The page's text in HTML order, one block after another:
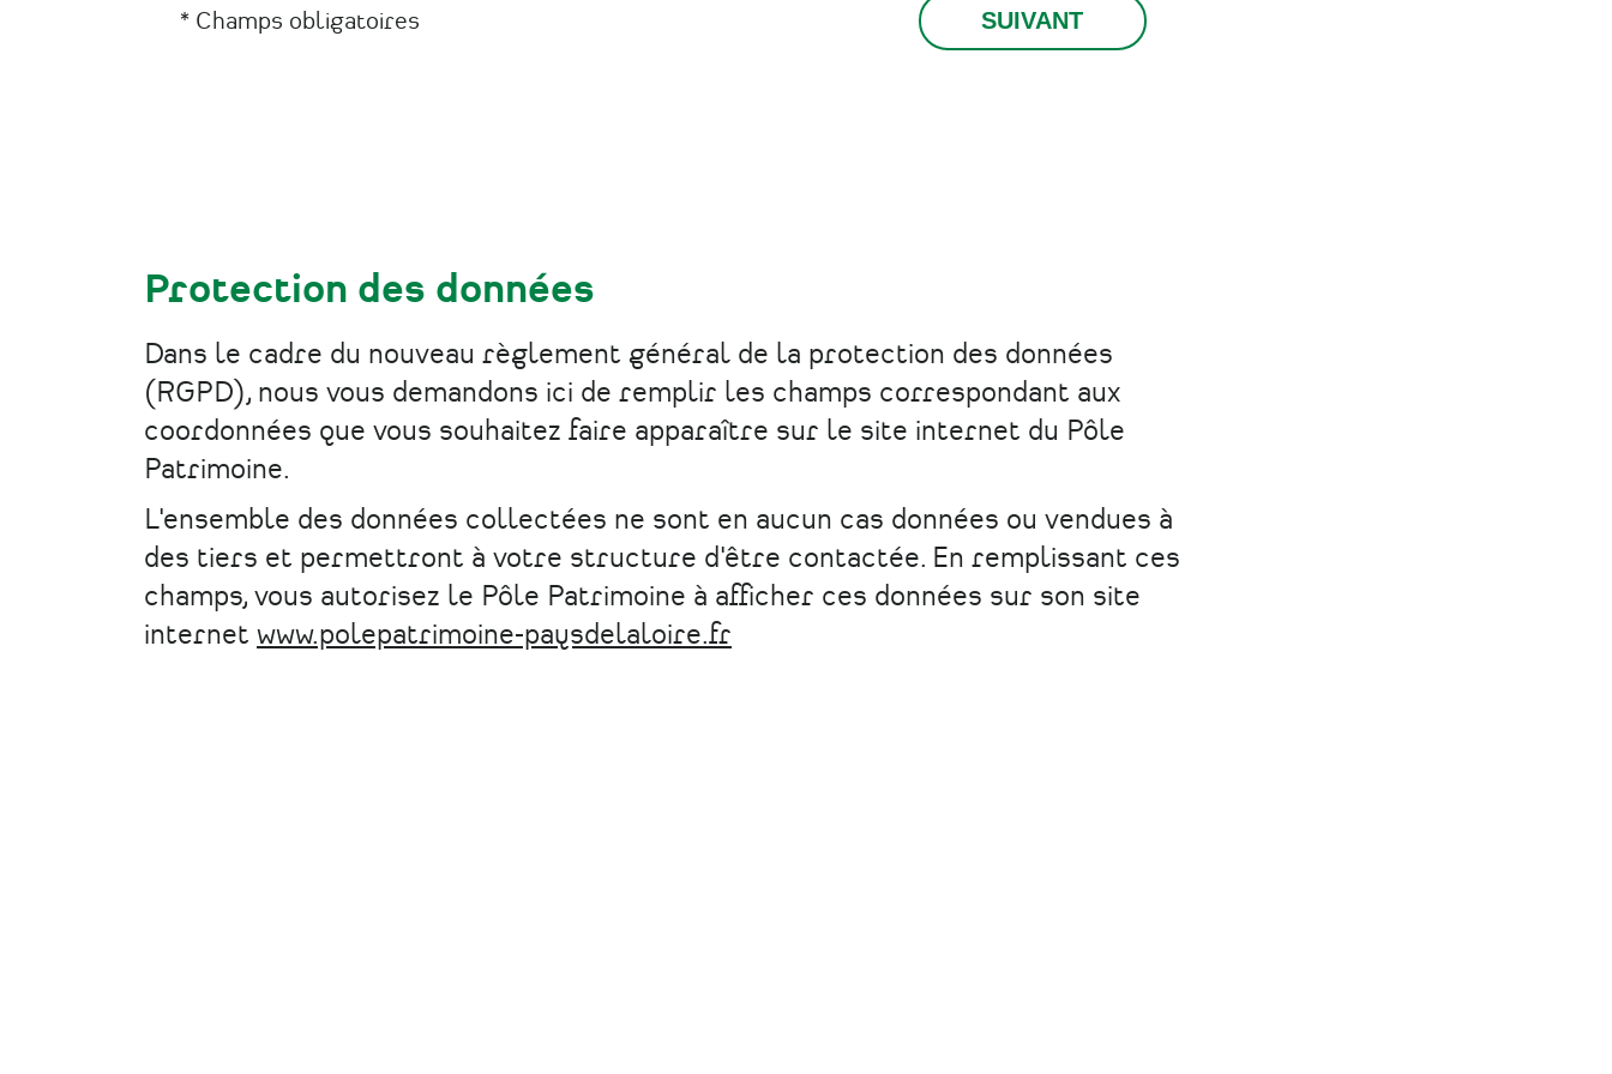
* Champs obligatoires
Protection des données
Dans le cadre du nouveau règlement général de la protection des données
(RGPD), nous vous demandons ici de remplir les champs correspondant aux
coordonnées que vous souhaitez faire apparaître sur le site internet du Pôle
Patrimoine.
L'ensemble des données collectées ne sont en aucun cas données ou vendues à
des tiers et permettront à votre structure d'être contactée. En remplissant ces
champs, vous autorisez le Pôle Patrimoine à afficher ces données sur son site
internet www.polepatrimoine-paysdelaloire.fr